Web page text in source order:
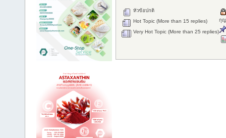
หัวข้อปกติ
Hot Topic (More than 15 replies)
Very Hot Topic (More than 25 replies)
กุ